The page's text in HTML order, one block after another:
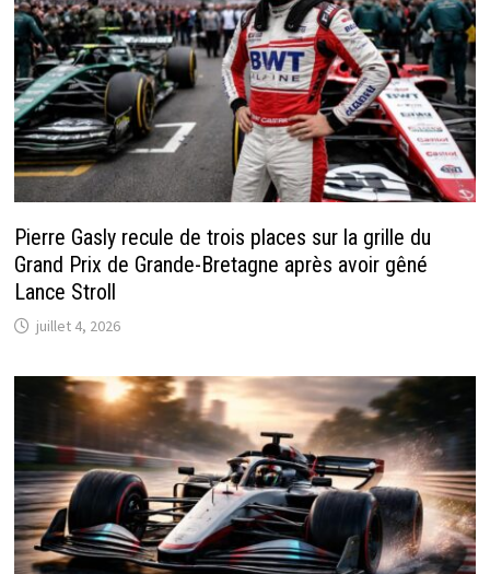
Pierre Gasly recule de trois places sur la grille du
Grand Prix de Grande-Bretagne après avoir gêné
Lance Stroll
juillet 4, 2026